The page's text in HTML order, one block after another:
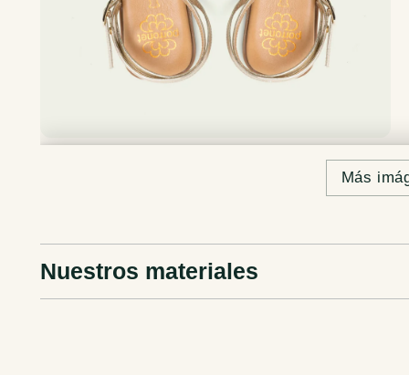
Más
Nuestros materiales